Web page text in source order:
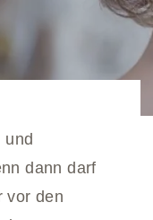
und
dann darf
vor den